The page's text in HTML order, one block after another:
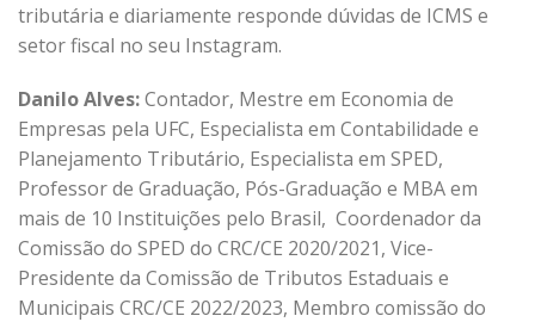
tributária e diariamente responde dúvidas de ICMS e
setor fiscal no seu Instagram.
Danilo Alves:Contador, Mestre em Economia de
Empresas pela UFC, Especialista em Contabilidade e
Planejamento Tributário, Especialista em SPED,
Professor de Graduação, Pós-Graduação e MBA em
mais de 10 Instituições pelo Brasil, Coordenador da
Comissão do SPED do CRC/CE 2020/2021, Vice-
Presidente da Comissão de Tributos Estaduais e
Municipais CRC/CE 2022/2023, Membro comissão do